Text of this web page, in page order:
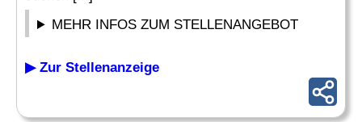
MEHR INFOS ZUM STELLENANGEBOT
▶ Zur Stellenanzeige